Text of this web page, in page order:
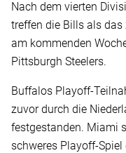
Nach dem vierten
treffen die Bills als das
am kommenden
Pittsburgh Steelers.
Buffalos Playoff-
zuvor durch die
festgestanden. Miami
schweres Playoff-